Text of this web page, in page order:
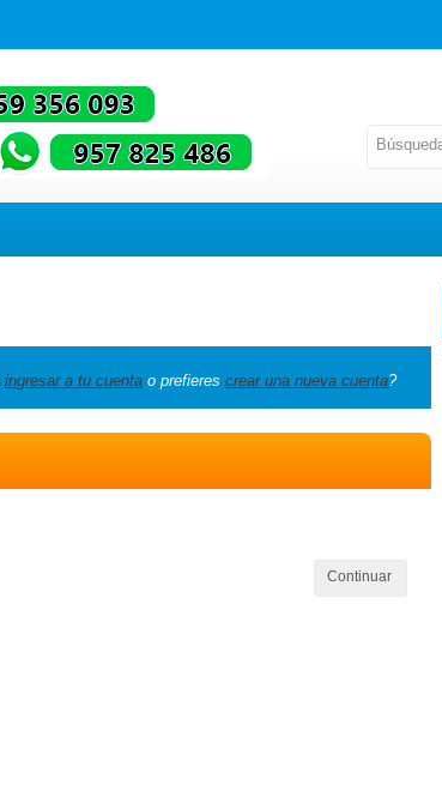
ingresar a tu cuenta o prefieres crear una nueva cuenta?
Continuar